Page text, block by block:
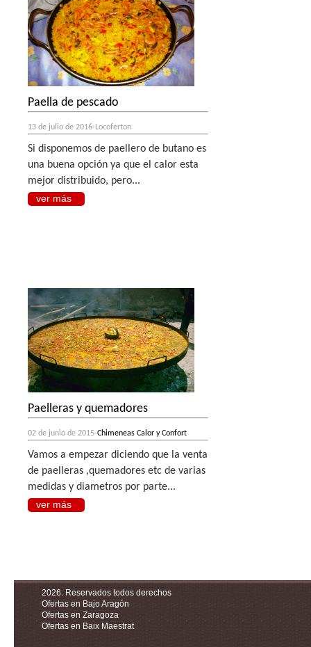
Paella de pescado
13 de julio de 2016-Locoferton
Si disponemos de paellero de butano es
una buena opción ya que el calor esta
mejor distribuido, pero...
ver más
Paelleras y quemadores
02 de junio de 2015-Chimeneas Calor y Confort
Vamos a empezar diciendo que la venta
de paelleras ,quemadores etc de varias
medidas y diametros por parte...
ver más
2026. Reservados todos derechos
Ofertas en Bajo Aragón
Ofertas en Zaragoza
Ofertas en Baix Maestrat